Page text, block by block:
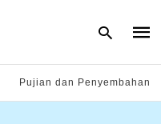
Pujian dan Penyembahan